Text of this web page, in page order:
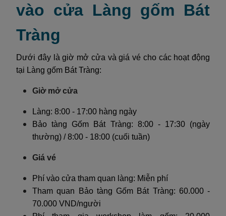
vào cửa Làng gốm Bát
Tràng
Dưới đây là giờ mở cửa và giá vé cho các hoạt động
tại Làng gốm Bát Tràng:
Giờ mở cửa
Làng: 8:00 - 17:00 hàng ngày
Bảo tàng Gốm Bát Tràng: 8:00 - 17:30 (ngày
thường) / 8:00 - 18:00 (cuối tuần)
Giá vé
Phí vào cửa tham quan làng: Miễn phí
Tham quan Bảo tàng Gốm Bát Tràng: 60.000 -
70.000 VND/người